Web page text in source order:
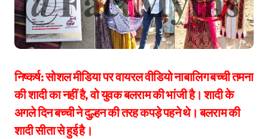
निष्कर्ष: सोशल मीडिया पर वायरल वीडियो नाबालिग बच्ची तमना
की शादी का नहीं है, वो युवक बलराम की भांजी है। शादी के
अगले दिन बच्ची ने दुल्हन की तरह कपड़े पहने थे। बलराम की
शादी सीता से हुई है।